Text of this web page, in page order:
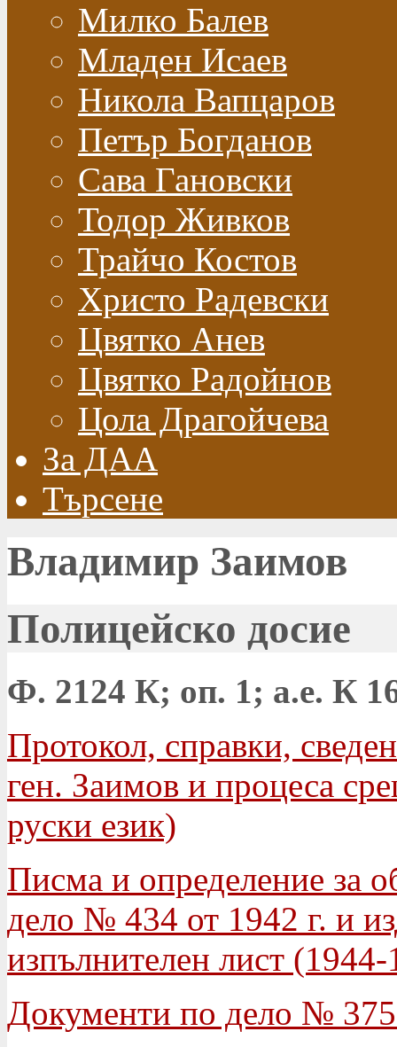
Милко Балев
Младен Исаев
Никола Вапцаров
Петър Богданов
Сава Гановски
Тодор Живков
Трайчо Костов
Христо Радевски
Цвятко Анев
Цвятко Радойнов
Цола Драгойчева
За ДАА
Търсене
Владимир Заимов
Полицейско досие
Ф. 2124 К; оп. 1; а.е. К
Протокол, справки,
ген. Заимов и процеса
руски език)
Писма и определение за
дело № 434 от 1942 г. и
изпълнителен лист
Документи по дело № 375